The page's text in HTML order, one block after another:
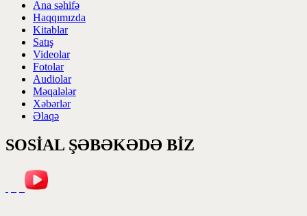
Ana səhifə
Haqqımızda
Kitablar
Satış
Videolar
Fotolar
Audiolar
Məqalələr
Xəbərlər
Əlaqə
SOSİAL ŞƏBƏKƏDƏ BİZ